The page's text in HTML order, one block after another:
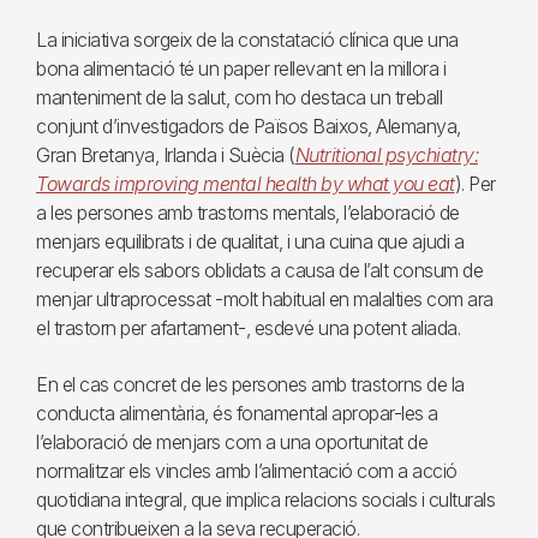
La iniciativa sorgeix de la constatació clínica que una
bona alimentació té un paper rellevant en la millora i
manteniment de la salut, com ho destaca un treball
conjunt d’investigadors de Països Baixos, Alemanya,
Gran Bretanya, Irlanda i Suècia (Nutritional psychiatry:
Towards improving mental health by what you eat). Per
a les persones amb trastorns mentals, l’elaboració de
menjars equilibrats i de qualitat, i una cuina que ajudi a
recuperar els sabors oblidats a causa de l’alt consum de
menjar ultraprocessat -molt habitual en malalties com ara
el trastorn per afartament-, esdevé una potent aliada.
En el cas concret de les persones amb trastorns de la
conducta alimentària, és fonamental apropar-les a
l’elaboració de menjars com a una oportunitat de
normalitzar els vincles amb l’alimentació com a acció
quotidiana integral, que implica relacions socials i culturals
que contribueixen a la seva recuperació.